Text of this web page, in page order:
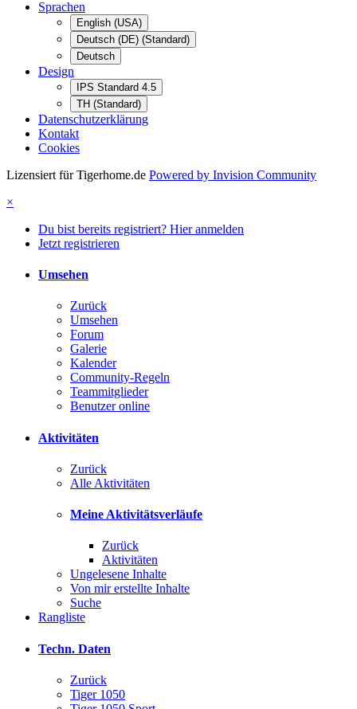
Sprachen
English (USA)
Deutsch (DE) (Standard)
Deutsch
Design
IPS Standard 4.5
TH (Standard)
Datenschutzerklärung
Kontakt
Cookies
Lizensiert für Tigerhome.de Powered by Invision Community
×
Du bist bereits registriert? Hier anmelden
Jetzt registrieren
Umsehen
Zurück
Umsehen
Forum
Galerie
Kalender
Community-Regeln
Teammitglieder
Benutzer online
Aktivitäten
Zurück
Alle Aktivitäten
Meine Aktivitätsverläufe
Zurück
Aktivitäten
Ungelesene Inhalte
Von mir erstellte Inhalte
Suche
Rangliste
Techn. Daten
Zurück
Tiger 1050